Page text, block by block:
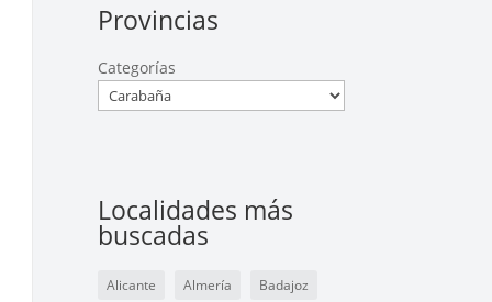
Provincias
Categorías
Localidades más
buscadas
Alicante Almería
Badajoz